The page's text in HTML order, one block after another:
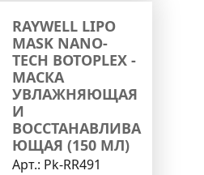
RAYWELL LIPO
MASK NANO-
TECH BOTOPLEX -
МАСКА
УВЛАЖНЯЮЩАЯ
И
ВОССТАНАВЛИВА
ЮЩАЯ (150 МЛ)
Арт.: Pk-RR491